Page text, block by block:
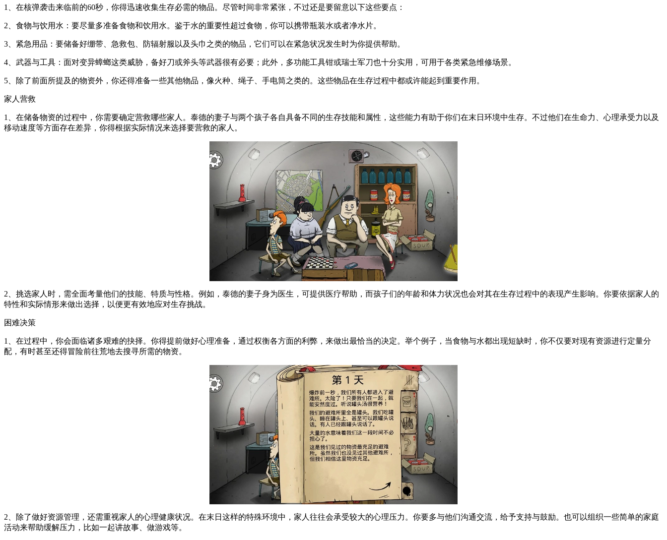
1、在核弹袭击来临前的60秒，你得迅速收集生存必需的物品。尽管时间非常紧张，不过还是要留意以下这些要点：
2、食物与饮用水：要尽量多准备食物和饮用水。鉴于水的重要性超过食物，你可以携带瓶装水或者净水片。
3、紧急用品：要储备好绷带、急救包、防辐射服以及头巾之类的物品，它们可以在紧急状况发生时为你提供帮助。
4、武器与工具：面对变异蟑螂这类威胁，备好刀或斧头等武器很有必要；此外，多功能工具钳或瑞士军刀也十分实用，可用于各类紧急维修场景。
5、除了前面所提及的物资外，你还得准备一些其他物品，像火种、绳子、手电筒之类的。这些物品在生存过程中都或许能起到重要作用。
家人营救
1、在储备物资的过程中，你需要确定营救哪些家人。泰德的妻子与两个孩子各自具备不同的生存技能和属性，这些能力有助于你们在末日环境中生存。不过他们在生命力、心理承受力以及
移动速度等方面存在差异，你得根据实际情况来选择要营救的家人。
2、挑选家人时，需全面考量他们的技能、特质与性格。例如，泰德的妻子身为医生，可提供医疗帮助，而孩子们的年龄和体力状况也会对其在生存过程中的表现产生影响。你要依据家人的
特性和实际情形来做出选择，以便更有效地应对生存挑战。
困难决策
1、在过程中，你会面临诸多艰难的抉择。你得提前做好心理准备，通过权衡各方面的利弊，来做出最恰当的决定。举个例子，当食物与水都出现短缺时，你不仅要对现有资源进行定量分
配，有时甚至还得冒险前往荒地去搜寻所需的物资。
2、除了做好资源管理，还需重视家人的心理健康状况。在末日这样的特殊环境中，家人往往会承受较大的心理压力。你要多与他们沟通交流，给予支持与鼓励。也可以组织一些简单的家庭
活动来帮助缓解压力，比如一起讲故事、做游戏等。